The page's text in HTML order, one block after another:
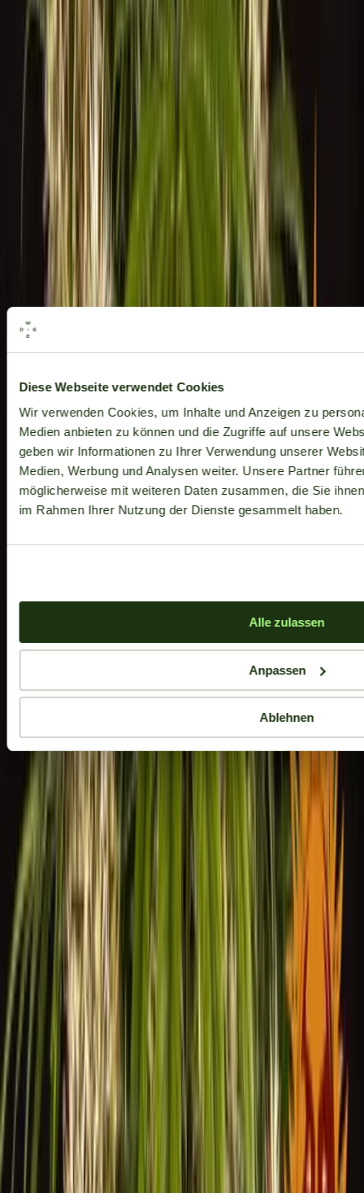
Diese Webseite verwendet Cookies
Wir verwenden Cookies, um Inhalte und Anzeigen zu
Medien anbieten zu können und die Zugriffe auf unsere
geben wir Informationen zu Ihrer Verwendung unserer
Medien, Werbung und Analysen weiter. Unsere Partner
möglicherweise mit weiteren Daten zusammen, die Sie
im Rahmen Ihrer Nutzung der Dienste gesammelt haben.
Alle zulassen
Anpassen
Ablehnen
Aktuelle Angebote
Seedbanks